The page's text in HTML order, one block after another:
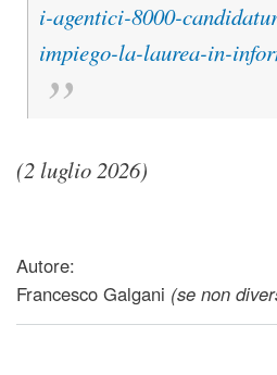
i-agentici-8000-
impiego-la-laurea-in-
(2 luglio 2026)
about L’IA non sta cambiando il
Autore:
Francesco Galgani (se non